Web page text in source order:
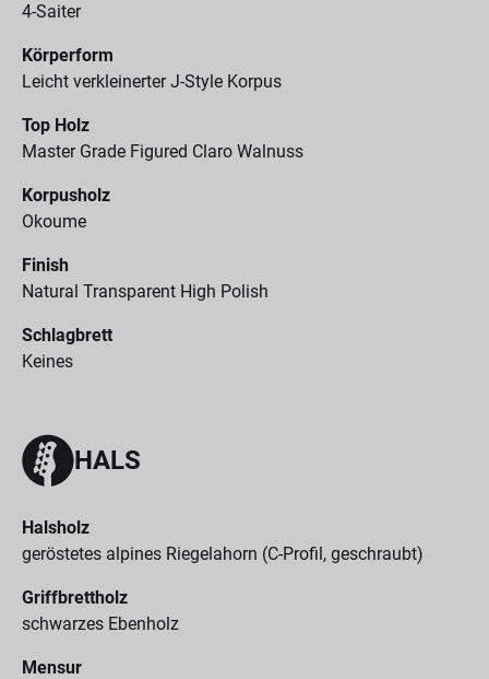
4-Saiter
Körperform
Leicht verkleinerter J-Style Korpus
Top Holz
Master Grade Figured Claro Walnuss
Korpusholz
Okoume
Finish
Natural Transparent High Polish
Schlagbrett
Keines
HALS
Halsholz
geröstetes alpines Riegelahorn (C-Profil, geschraubt)
Griffbrettholz
schwarzes Ebenholz
Mensur